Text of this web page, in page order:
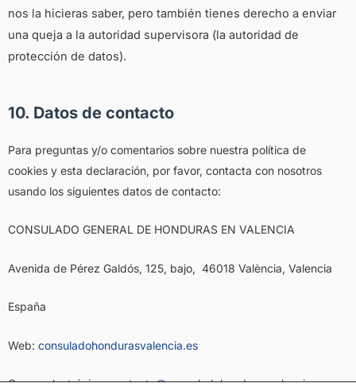
nos la hicieras saber, pero también tienes derecho a enviar
una queja a la autoridad supervisora (la autoridad de
protección de datos).
10. Datos de contacto
Para preguntas y/o comentarios sobre nuestra política de
cookies y esta declaración, por favor, contacta con nosotros
usando los siguientes datos de contacto:
CONSULADO GENERAL DE HONDURAS EN VALENCIA
Avenida de Pérez Galdós, 125, bajo, 46018 València, Valencia
España
Web: consuladohondurasvalencia.es
Correo electrónico:contacto@consuladohondurasvalencia.es